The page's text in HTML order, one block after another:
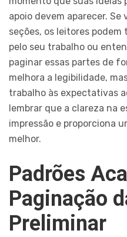
apoio devem aparecer.
seções, os leitores
pelo seu trabalho ou
paginar essas partes de
melhora a legibilidade,
trabalho às expectativas
lembrar que a clareza na
impressão e proporciona
melhor.
Padrões
Paginação
Preliminar